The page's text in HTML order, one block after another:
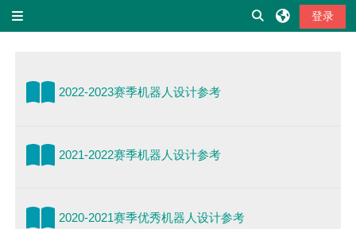
切换搜索输入
登录
2022-2023赛季机器人设计参考图书
2021-2022赛季机器人设计参考图书
2020-2021赛季优秀机器人设计参考图书